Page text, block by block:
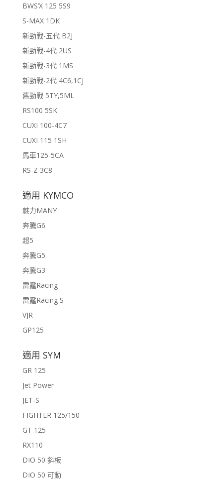
BWS’X 125 5S9
S-MAX 1DK
新勁戰-五代 B2J
新勁戰-4代 2US
新勁戰-3代 1MS
新勁戰-2代 4C6,1CJ
舊勁戰 5TY,5ML
RS100 5SK
CUXI 100-4C7
CUXI 115 1SH
馬車125-5CA
RS-Z 3C8
適用 KYMCO
魅力MANY
奔騰G6
超5
奔騰G5
奔騰G3
雷霆Racing
雷霆Racing S
VJR
GP125
適用 SYM
GR 125
Jet Power
JET-S
FIGHTER 125/150
GT 125
RX110
DIO 50 斜板
DIO 50 可動